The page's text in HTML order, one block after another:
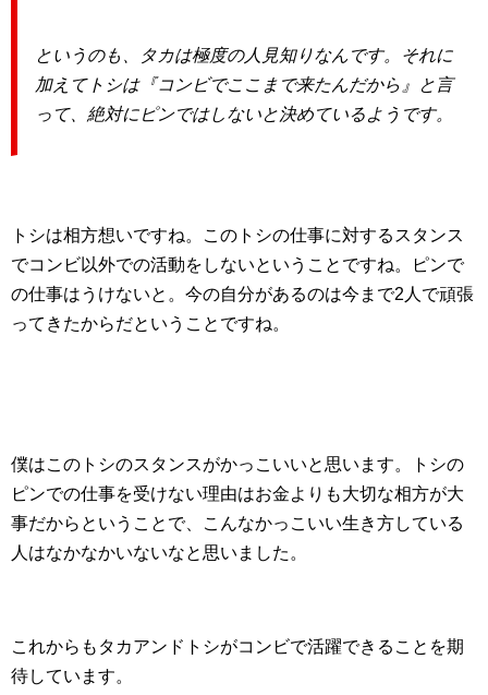
というのも、タカは極度の人見知りなんです。それに
加えてトシは『コンビでここまで来たんだから』と言
って、絶対にピンではしないと決めているようです。
トシは相方想いですね。このトシの仕事に対するスタンス
でコンビ以外での活動をしないということですね。ピンで
の仕事はうけないと。今の自分があるのは今まで2人で頑張
ってきたからだということですね。
僕はこのトシのスタンスがかっこいいと思います。トシの
ピンでの仕事を受けない理由はお金よりも大切な相方が大
事だからということで、こんなかっこいい生き方している
人はなかなかいないなと思いました。
これからもタカアンドトシがコンビで活躍できることを期
待しています。